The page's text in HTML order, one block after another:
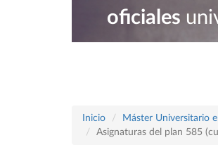
oficiales
Inicio
Máster Universitario
Asignaturas del plan 585